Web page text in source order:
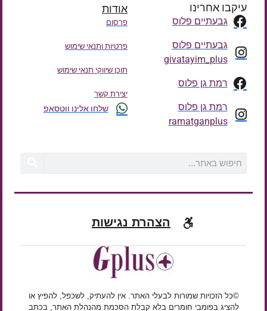
עיקבו אחרינו
גבעתיים פלוס
גבעתיים פלוס
givatayim_plus
רמת גן פלוס
רמת גן פלוס
ramatganplus
אודות
פרסום
פרטיות ותנאי שימוש
תוכן שיווקי תנאי שימוש
יצירת קשר
שלחו אלינו ווטסאפ
הצהרת נגישות
©כל הזכויות שמורות לבעלי האתר. אין להעתיק, לשכפל, להפיץ או
להציג בפומבי חומרים בלא קבלת הסכמת מהנהלת האתר, בכתב